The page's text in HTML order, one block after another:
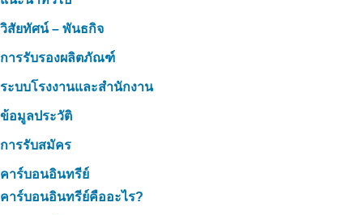
วิสัยทัศน์ – พันธกิจ
การรับรองผลิตภัณฑ์
ระบบโรงงานและสำนักงาน
ข้อมูลประวัติ
การรับสมัคร
คาร์บอนอินทรีย์
คาร์บอนอินทรีย์คืออะไร?